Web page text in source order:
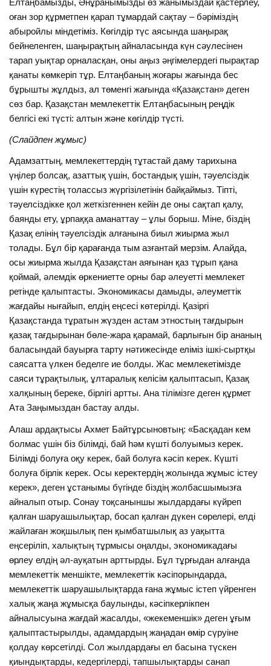
оған зор құрметпен қарап тұмардай сақтау – бәріміздің
абыройлы міндетіміз. Көгілдір түс аясында шаңырақ
бейнеленген, шаңырақтың айналасында күн сәулесінен
тарап уықтар орналасқан, оны аңыз әңгімелердегі пырақтар
қанаты көмкеріп тұр. Елтаңбаның жоғары жағында бес
бұрышты жұлдыз, ал төменгі жағында «Қазақстан» деген
сөз бар. Қазақстан мемлекеттік Елтаңбасының реңдік
белгісі екі түсті: алтын және көгілдір түсті.
(Слайдпен жұмыс)
Адамзаттың, мемлекеттердің тұтастай даму тарихына
үңілер болсақ, азаттық үшін, бостандық үшін, тәуелсіздік
үшін күрестің толассыз жүргізілетінін байқаймыз. Тіпті,
тәуелсіздікке қол жеткізгеннен кейін де оны сақтап қалу,
баянды ету, ұрпаққа аманаттау – ұлы борыш. Міне, біздің
Қазақ елінің тәуелсіздік алғанына биыл жиырма жыл
толады. Бұл бір қарағанда тым азғантай мерзім. Алайда,
осы жиырма жылда Қазақстан аяғынан қаз тұрып қана
қоймай, әлемдік өркениетте орны бар әлеуетті мемлекет
ретінде қалыптасты. Экономикасы дамыды, әлеуметтік
жағдайы нығайып, елдің еңсесі көтерілді. Қазіргі
Қазақстанда тұратын жүзден астам этностың тағдырын
қазақ тағдырынан бөле-жара қарамай, барлығын бір ананың
баласындай бауырға тарту нәтижесінде еліміз ішкі-сыртқы
саясатта үлкен беделге ие болды. Жас мемлекетімізде
саяси тұрақтылық, ұлтаралық келісім қалыптасып, Қазақ
халқының береке, бірлігі артты. Ана тілімізге деген құрмет
Ата Заңымыздан бастау алды.
Алаш ардақтысы Ахмет Байтұрсыновтың: «Басқадан кем
болмас үшін біз білімді, бай һәм күшті болуымыз керек.
Білімді болуға оқу керек, бай болуға кәсіп керек. Күшті
болуға бірлік керек. Осы керектердің жолында жұмыс істеу
керек», деген ұстанымы бүгінде біздің жолбасшымызға
айналып отыр. Сонау тоқсаныншы жылдардағы күйреп
қалған шаруашылықтар, босап қалған дүкен сөрелері, елді
жайлаған жоқшылық пен қымбатшылық аз уақытта
еңсеріліп, халықтың тұрмысы оңалды, экономикадағы
өрлеу елдің әл-ауқатын арттырды. Бұл тұрғыдан алғанда
мемлекеттік меншікте, мемлекеттік кәсіпорындарда,
мемлекеттік шаруашылықтарда ғана жұмыс істеп үйренген
халық жаңа жұмысқа баулынды, кәсіпкерлікпен
айналысуына жағдай жасалды, «жекеменшік» деген ұғым
қалыптастырылды, адамдардың жаңадан өмір сүруіне
қолдау көрсетілді. Сол жылдардағы ел басына түскен
қиындықтарды, кедергілерді, тапшылықтарды санап